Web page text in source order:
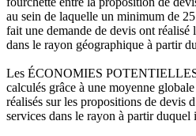
au sein de laquelle un minimum de
fait une demande de devis ont réalisé
dans le rayon géographique à partir
Les ÉCONOMIES
calculés grâce à une moyenne
réalisés sur les propositions de devis
services dans le rayon à partir duquel